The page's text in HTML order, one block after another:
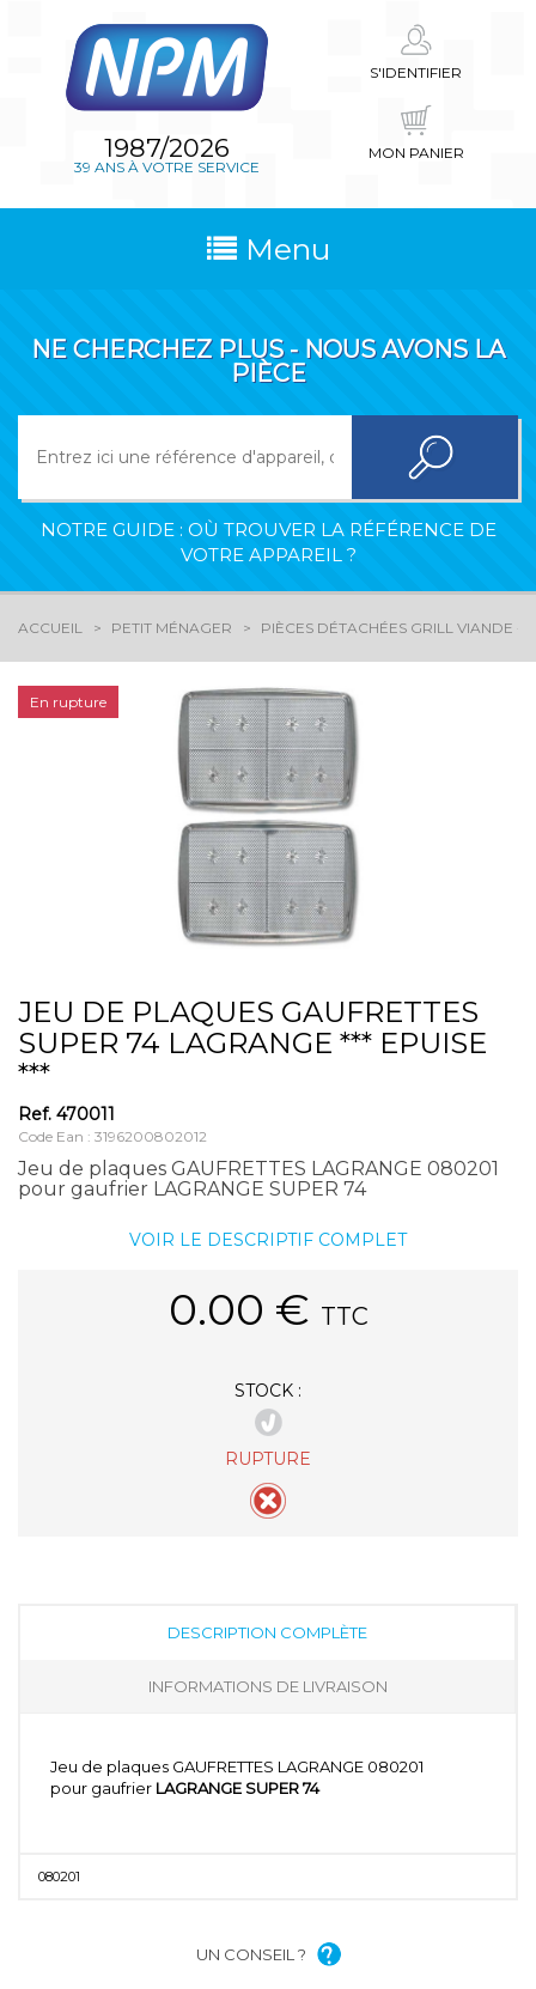
1987/2026
39 ANS À VOTRE SERVICE
S'IDENTIFIER
MON PANIER
Menu
NE CHERCHEZ PLUS - NOUS AVONS LA
PIÈCE
NOTRE GUIDE : OÙ TROUVER LA RÉFÉRENCE DE
VOTRE APPAREIL ?
ACCUEIL PETIT MÉNAGER PIÈCES DÉTACHÉES GRILL VIANDE -
En rupture
JEU DE PLAQUES GAUFRETTES
SUPER 74 LAGRANGE *** EPUISE
***
Ref. 470011
Code Ean : 3196200802012
Jeu de plaques GAUFRETTES LAGRANGE 080201
pour gaufrier LAGRANGE SUPER 74
VOIR LE DESCRIPTIF COMPLET
0.00 € TTC
STOCK :
RUPTURE
DESCRIPTION COMPLÈTE
INFORMATIONS DE LIVRAISON
Jeu de plaques GAUFRETTES LAGRANGE 080201
pour gaufrier LAGRANGE SUPER 74
080201
UN CONSEIL ?